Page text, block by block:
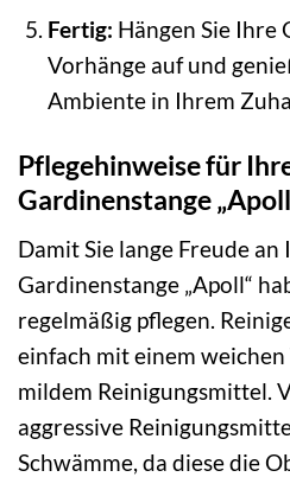
Fertig: Hängen Sie Ihre
Vorhänge auf und
Ambiente in Ihrem
Pflegehinweise für
Gardinenstange
Damit Sie lange Freude an
Gardinenstange „Apoll“
regelmäßig pflegen.
einfach mit einem weichen
mildem Reinigungsmittel.
aggressive
Schwämme, da diese die